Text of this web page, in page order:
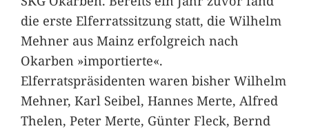
die erste Elferratssitzung statt, die Wilhelm
Mehner aus Mainz erfolgreich nach
Okarben »importierte«.
Elferratspräsidenten waren bisher Wilhelm
Mehner, Karl Seibel, Hannes Merte, Alfred
Thelen, Peter Merte, Günter Fleck, Bernd